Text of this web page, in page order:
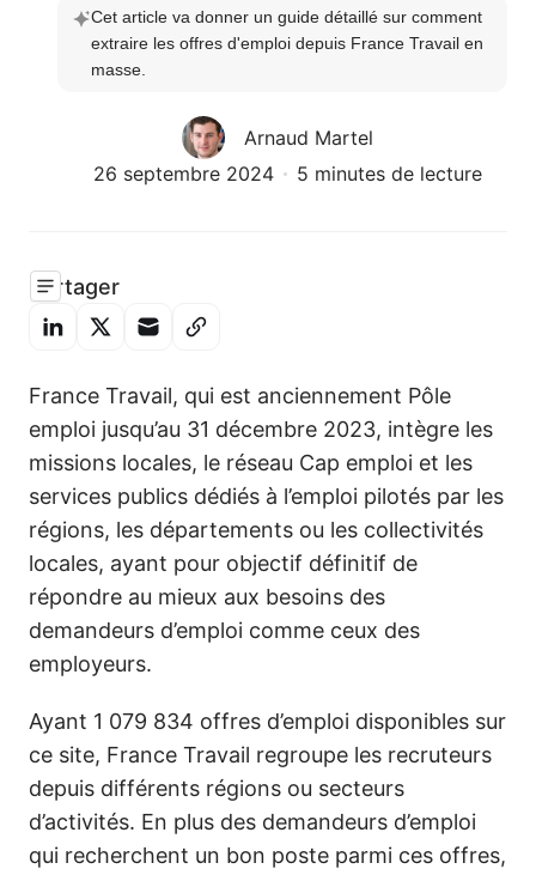
Cet article va donner un guide détaillé sur comment
extraire les offres d'emploi depuis France Travail en
masse.
Arnaud Martel
26 septembre 2024
5 minutes de lecture
Partager
France Travail, qui est anciennement Pôle
emploi jusqu’au 31 décembre 2023, intègre les
missions locales, le réseau Cap emploi et les
services publics dédiés à l’emploi pilotés par les
régions, les départements ou les collectivités
locales, ayant pour objectif définitif de
répondre au mieux aux besoins des
demandeurs d’emploi comme ceux des
employeurs.
Ayant 1 079 834 offres d’emploi disponibles sur
ce site, France Travail regroupe les recruteurs
depuis différents régions ou secteurs
d’activités. En plus des demandeurs d’emploi
qui recherchent un bon poste parmi ces offres,